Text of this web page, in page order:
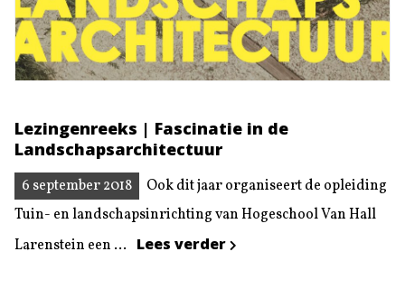
Lezingenreeks | Fascinatie in de
Landschapsarchitectuur
6 september 2018
Ook dit jaar organiseert de opleiding
Tuin- en landschapsinrichting van Hogeschool Van Hall
Larenstein een ... Lees verder